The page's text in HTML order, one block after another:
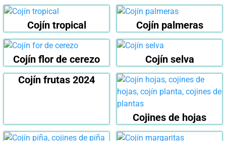
Cojín tropical Cojín palmeras
Cojín flor de cerezo
Cojín selva
Cojín frutas 2024
Cojines de hojas